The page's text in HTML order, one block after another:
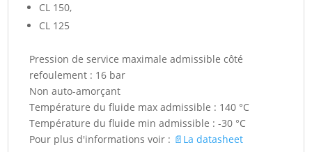
CL 150,
CL 125
Pression de service maximale admissible côté
refoulement : 16 bar
Non auto-amorçant
Température du fluide max admissible : 140 °C
Température du fluide min admissible : -30 °C
Pour plus d'informations voir : 📄La datasheet